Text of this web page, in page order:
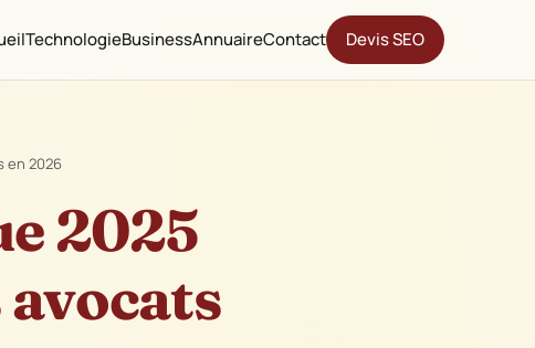
TechnologieBusinessAnnuaireContact Devis SEO
en 2026
2025